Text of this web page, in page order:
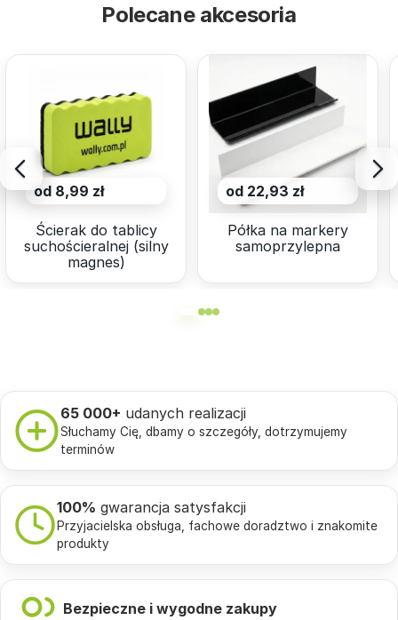
Polecane akcesoria
od 8,99 zł
Ścierak do tablicy
suchościeralnej (silny
magnes)
od 22,93 zł
Półka na markery
samoprzylepna
65 000+ udanych realizacji
Słuchamy Cię, dbamy o szczegóły, dotrzymujemy
terminów
100% gwarancja satysfakcji
Przyjacielska obsługa, fachowe doradztwo i znakomite
produkty
Bezpieczne i wygodne zakupy